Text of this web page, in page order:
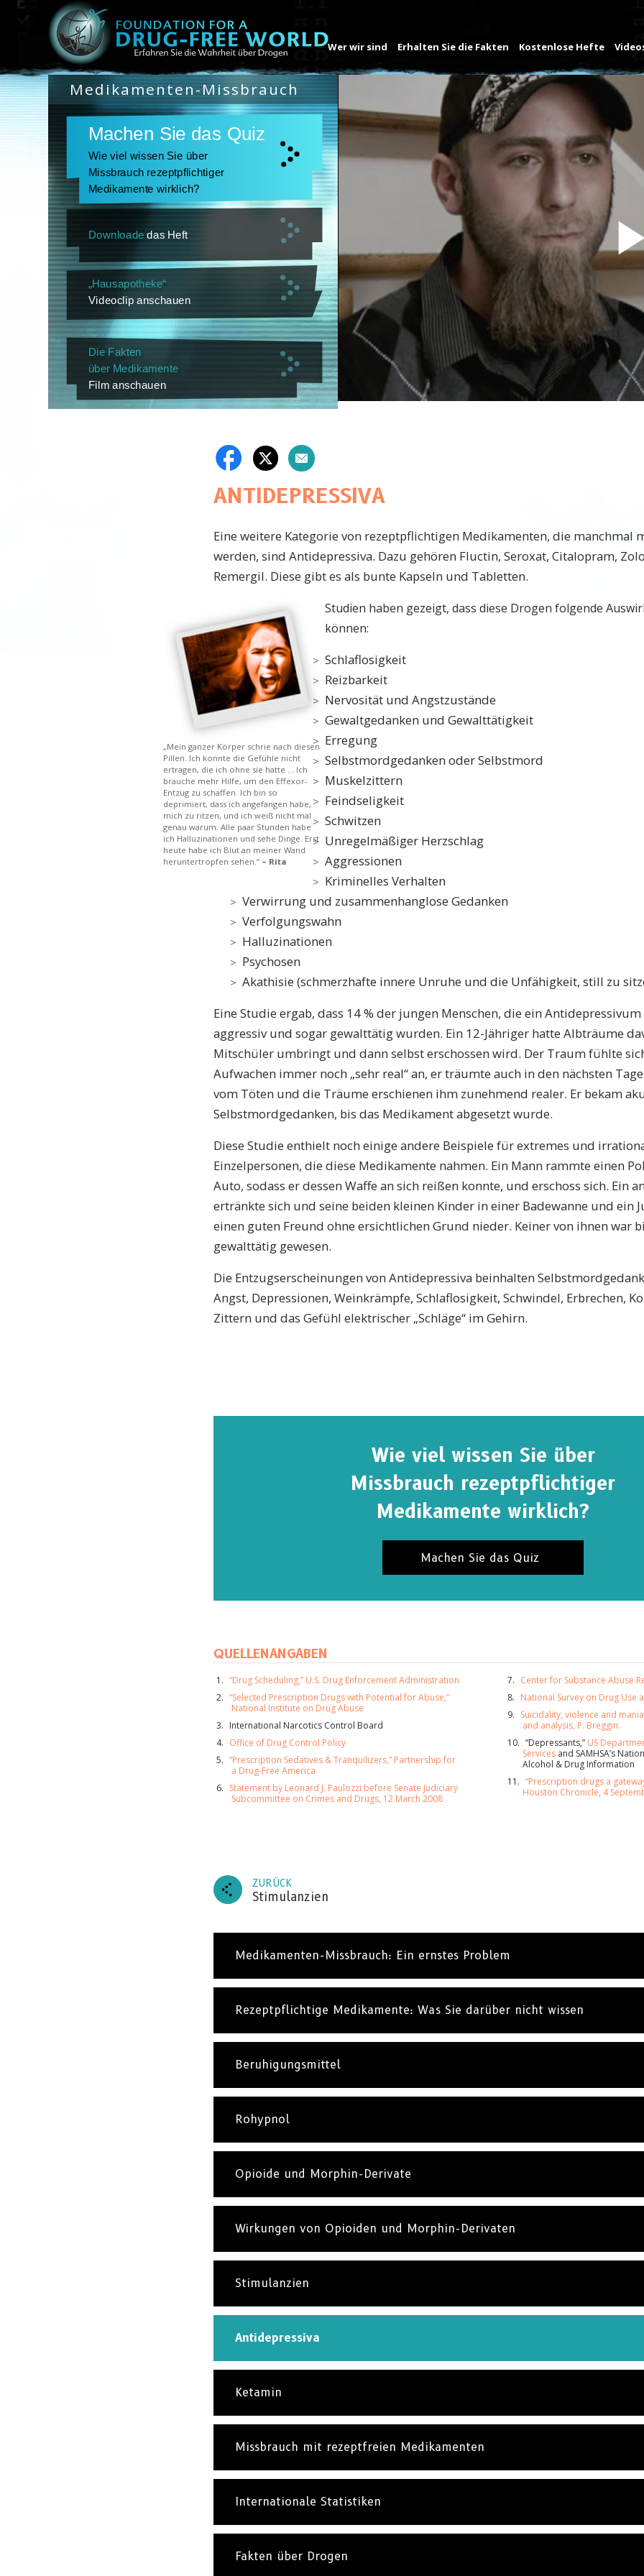
Wer wir sind Erhalten Sie die Fakten Kostenlose Hefte
Medikamenten-Missbrauch
Machen Sie das Quiz
Wie viel wissen Sie über
Missbrauch rezeptpflichtiger
Medikamente wirklich?
Downloade das Heft
„Hausapotheke“
Videoclip anschauen
Die Fakten
über Medikamente
Film anschauen
ANTIDEPRESSIVA
Eine weitere Kategorie von rezeptpflichtigen Medikamenten, die manchmal
werden, sind Antidepressiva. Dazu gehören Fluctin, Seroxat, Citalopram,
Remergil. Diese gibt es als bunte Kapseln und Tabletten.
„Mein ganzer Körper schrie nach diesen
Pillen. Ich konnte die Gefühle nicht
ertragen, die ich ohne sie hatte ... Ich
brauche mehr Hilfe, um den Effexor-
Entzug zu schaffen. Ich bin so
deprimiert, dass ich angefangen habe,
mich zu ritzen, und ich weiß nicht mal
genau warum. Alle paar Stunden habe
ich Halluzinationen und sehe Dinge. Erst
heute habe ich Blut an meiner Wand
heruntertropfen sehen.“ – Rita
Studien haben gezeigt, dass diese Drogen folgende
können:
Schlaflosigkeit
Reizbarkeit
Nervosität und Angstzustände
Gewaltgedanken und Gewalttätigkeit
Erregung
Selbstmordgedanken oder Selbstmord
Muskelzittern
Feindseligkeit
Schwitzen
Unregelmäßiger Herzschlag
Aggressionen
Kriminelles Verhalten
Verwirrung und zusammenhanglose Gedanken
Verfolgungswahn
Halluzinationen
Psychosen
Akathisie (schmerzhafte innere Unruhe und die Unfähigkeit, still zu
Eine Studie ergab, dass 14 % der jungen Menschen, die ein
aggressiv und sogar gewalttätig wurden. Ein 12-Jähriger hatte Albträume
Mitschüler umbringt und dann selbst erschossen wird. Der Traum fühlte
Aufwachen immer noch „sehr real“ an, er träumte auch in den nächsten
vom Töten und die Träume erschienen ihm zunehmend realer. Er bekam
Selbstmordgedanken, bis das Medikament abgesetzt wurde.
Diese Studie enthielt noch einige andere Beispiele für extremes und
Einzelpersonen, die diese Medikamente nahmen. Ein Mann rammte einen
Auto, sodass er dessen Waffe an sich reißen konnte, und erschoss sich. Ein
ertränkte sich und seine beiden kleinen Kinder in einer Badewanne und ein
einen guten Freund ohne ersichtlichen Grund nieder. Keiner von ihnen war
gewalttätig gewesen.
Die Entzugserscheinungen von Antidepressiva beinhalten
Angst, Depressionen, Weinkrämpfe, Schlaflosigkeit, Schwindel, Erbrechen,
Zittern und das Gefühl elektrischer „Schläge“ im Gehirn.
Wie viel wissen Sie über
Missbrauch rezeptpflichtiger
Medikamente wirklich?
Machen Sie das Quiz
QUELLENANGABEN
“Drug Scheduling,” U.S. Drug Enforcement Administration
“Selected Prescription Drugs with Potential for Abuse,”
National Institute on Drug Abuse
International Narcotics Control Board
Office of Drug Control Policy
“Prescription Sedatives & Tranquilizers,” Partnership for
a Drug-Free America
Statement by Leonard J. Paulozzi before Senate Judiciary
Subcommittee on Crimes and Drugs, 12 March 2008
Center for Substance Abuse
National Survey on Drug Use
Suicidality, violence and
and analysis, P. Breggin.
“Depressants,” US
Servicesand SAMHSA’s
Alcohol & Drug Information
“Prescription drugs a
Houston Chronicle, 4
ZURÜCK
Stimulanzien
Medikamenten-Missbrauch: Ein ernstes Problem
Rezeptpflichtige Medikamente: Was Sie darüber nicht wissen
Beruhigungsmittel
Rohypnol
Opioide und Morphin-Derivate
Wirkungen von Opioiden und Morphin-Derivaten
Stimulanzien
Antidepressiva
Ketamin
Missbrauch mit rezeptfreien Medikamenten
Internationale Statistiken
Fakten über Drogen
ABONNIEREN SIE FÜR UPDATES UND WEGE, UM ZU
Die Fakten über Drogen News
NEIN,